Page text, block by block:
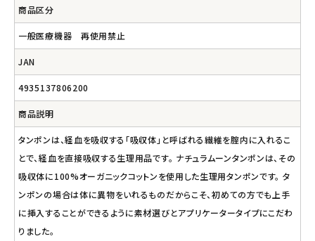
商品区分
一般医療機器 再使用禁止
JAN
4935137806200
商品説明
タンポンは、経血を吸収する「吸収体」と呼ばれる繊維を腟内に入れるこ
とで、経血を直接吸収する生理用品です。 ナチュラムーンタンポンは、その
吸収体に100%オーガニックコットンを使用した生理用タンポンです。 タ
ンポンの場合は体に異物をいれるものだからこそ、初めての方でも上手
に挿入することができるように素材選びとアプリケータータイプにこだわ
りました。